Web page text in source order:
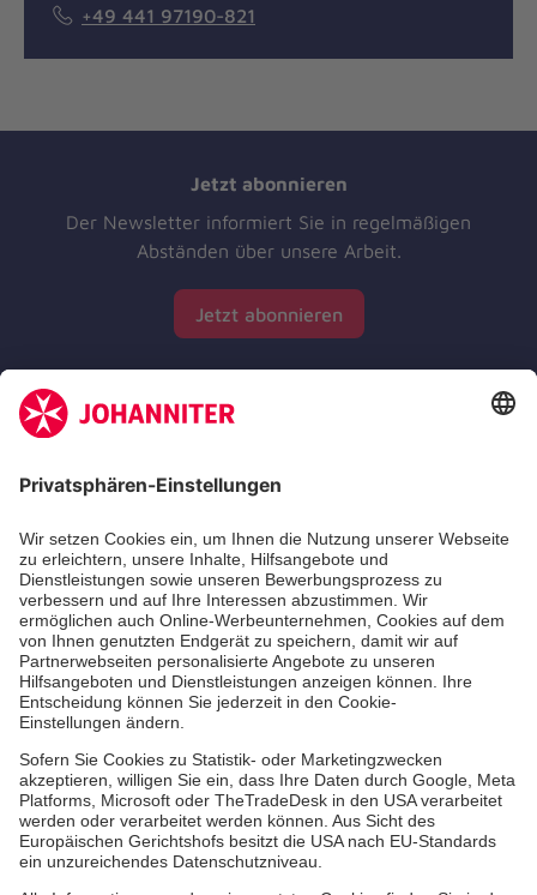
+49 441 97190-821
Jetzt abonnieren
Der Newsletter informiert Sie in regelmäßigen
Abständen über unsere Arbeit.
Jetzt abonnieren
Zertifizierung der Johanniter-Unfall-Hilfe e.V.
Die Johanniter GmbH führt das Spendenzertifikat
des Deutschen Spendenrats e.V.
Dienste & Leistungen
Mitarbeiten & Lernen